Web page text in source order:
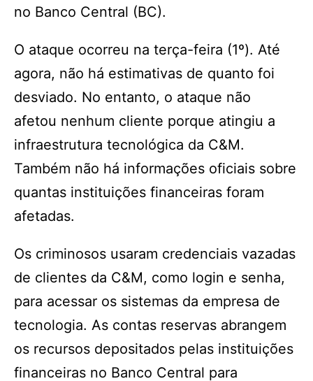
no Banco Central (BC).
O ataque ocorreu na terça-feira (1º). Até
agora, não há estimativas de quanto foi
desviado. No entanto, o ataque não
afetou nenhum cliente porque atingiu a
infraestrutura tecnológica da C&M.
Também não há informações oficiais sobre
quantas instituições financeiras foram
afetadas.
Os criminosos usaram credenciais vazadas
de clientes da C&M, como login e senha,
para acessar os sistemas da empresa de
tecnologia. As contas reservas abrangem
os recursos depositados pelas instituições
financeiras no Banco Central para